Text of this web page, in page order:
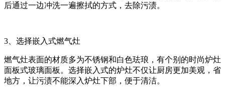
后通过一边冲洗一遍擦拭的方式，去除污渍。
3、选择嵌入式燃气灶
燃气灶表面的材质多为不锈钢和白色珐琅，有个别的时尚炉灶
面板式玻璃面板。选择嵌入式的炉灶不仅让厨房更加美观，省
地方，让污渍不能深入炉灶下部，便于清洁。